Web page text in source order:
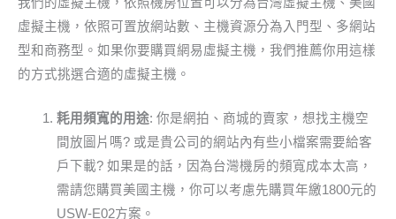
虛擬主機，依照可置放網站數、主機資源分為入門型、多網站
型和商務型。如果你要購買網易虛擬主機，我們推薦你用這樣
的方式挑選合適的虛擬主機。
耗用頻寬的用途: 你是網拍、商城的賣家，想找主機空
間放圖片嗎? 或是貴公司的網站內有些小檔案需要給客
戶下載? 如果是的話，因為台灣機房的頻寬成本太高，
需請您購買美國主機，你可以考慮先購買年繳1800元的
USW-E02方案。